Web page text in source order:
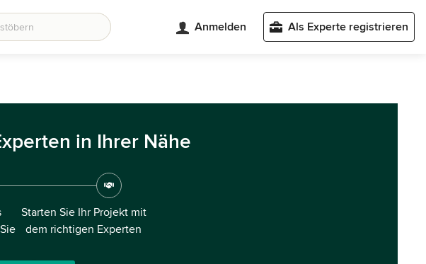
Anmelden Als Experte registrieren
in Ihrer Nähe
Starten Sie Ihr Projekt mit
dem richtigen Experten